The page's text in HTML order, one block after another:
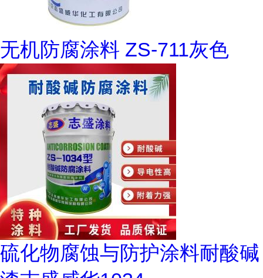
无机防腐涂料 ZS-711灰色
硫化物腐蚀与防护涂料耐酸碱